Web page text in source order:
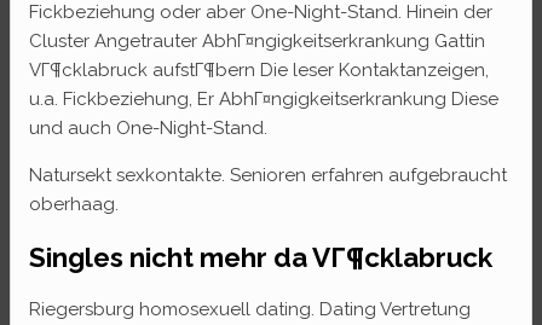
Fickbeziehung oder aber One-Night-Stand. Hinein der
Cluster Angetrauter AbhГ¤ngigkeitserkrankung Gattin
VГ¶cklabruck aufstГ¶bern Die leser Kontaktanzeigen,
u.a. Fickbeziehung, Er AbhГ¤ngigkeitserkrankung Diese
und auch One-Night-Stand.
Natursekt sexkontakte. Senioren erfahren aufgebraucht
oberhaag.
Singles nicht mehr da VГ¶cklabruck
Riegersburg homosexuell dating. Dating Vertretung